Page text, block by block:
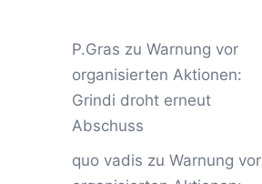
P.Gras zu Warnung vor
organisierten Aktionen:
Grindi droht erneut
Abschuss
quo vadis zu Warnung vor